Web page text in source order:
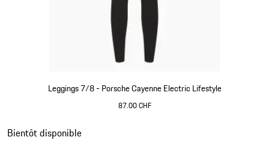
Leggings 7/8 - Porsche Cayenne Electric Lifestyle
87.00 CHF
Bientôt disponible
Diapositive 7 sur 15